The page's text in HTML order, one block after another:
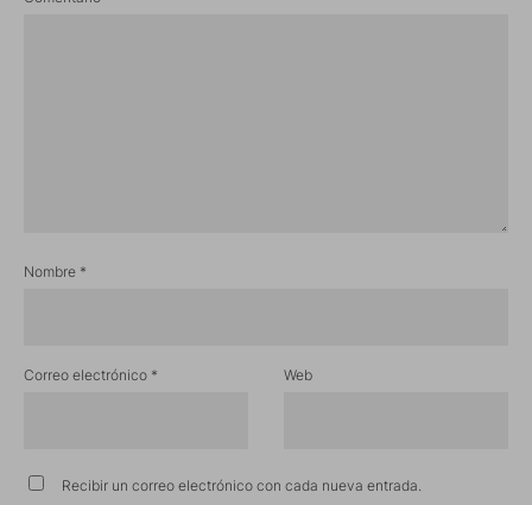
Nombre *
Correo electrónico * Web
Recibir un correo electrónico con cada nueva entrada.